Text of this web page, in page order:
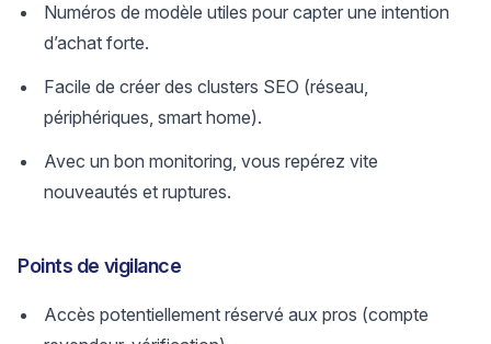
Numéros de modèle utiles pour capter une intention
d’achat forte.
Facile de créer des clusters SEO (réseau,
périphériques, smart home).
Avec un bon monitoring, vous repérez vite
nouveautés et ruptures.
Points de vigilance
Accès potentiellement réservé aux pros (compte